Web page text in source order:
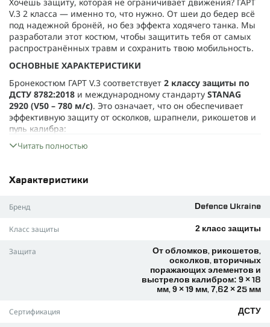
V.3 2 класса — именно то, что нужно. От шеи до бедер всё
под надежной бронёй, но без эффекта ходячего танка. Мы
разработали этот костюм, чтобы защитить тебя от самых
распространённых травм и сохранить твою мобильность.
ОСНОВНЫЕ ХАРАКТЕРИСТИКИ
Бронекостюм ГАРТ V.3 соответствует 2 классу защиты по
ДСТУ 8782:2018 и международному стандарту STANAG
2920 (V50 – 780 м/с). Это означает, что он обеспечивает
эффективную защиту от осколков, шрапнели, рикошетов и
пуль калибра:
9 × 18 мм (9 mm Makarov)
Комплектация Бронекостюма ГАРТ V.3:
Плитоноска TUR PRO с баллистическими пакетами в
камербанди.
Баллистическая защита шеи.
Баллистическая защита поясницы.
Мягкая баллистическая защита паха (фартук).
ПЛИТОНОСКА TUR PRO:
Читать полностью
Характеристики
Бренд Defence Ukraine
Класс защиты 2 класс защиты
Защита
От обломков, рикошетов,
осколков, вторичных
поражающих элементов и
выстрелов калибром: 9 × 18
мм, 9 × 19 мм, 7,62 × 25 мм
Сертификация ДСТУ